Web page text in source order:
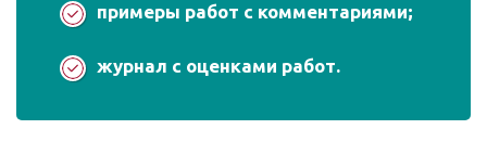
примеры работ с комментариями;
журнал с оценками работ.